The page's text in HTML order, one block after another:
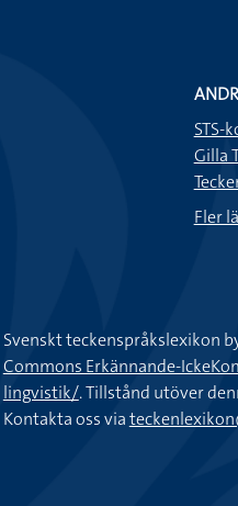
STS-
Gilla
Fler
Svenskt teckenspråkslexikon
Commons Erkännande-
lingvistik/. Tillstånd utöver
Kontakta oss via